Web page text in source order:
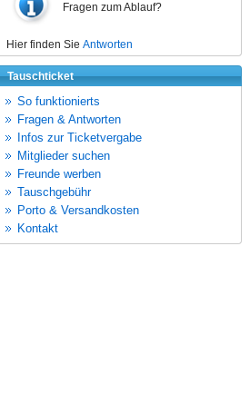
Fragen zum Ablauf?
Hier finden Sie Antworten
Tauschticket
So funktionierts
Fragen & Antworten
Infos zur Ticketvergabe
Mitglieder suchen
Freunde werben
Tauschgebühr
Porto & Versandkosten
Kontakt